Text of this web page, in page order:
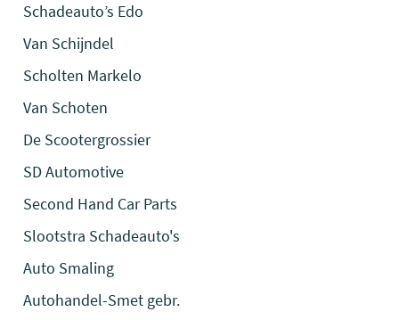
Schadeauto’s Edo
Van Schijndel
Scholten Markelo
Van Schoten
De Scootergrossier
SD Automotive
Second Hand Car Parts
Slootstra Schadeauto's
Auto Smaling
Autohandel-Smet gebr.